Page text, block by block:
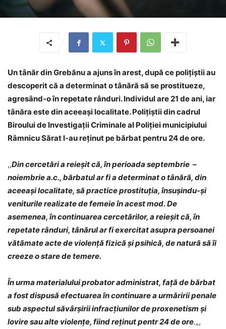
Un tânăr din Grebănu a ajuns în arest, după ce polițiștii au
descoperit că a determinat o tânără să se prostitueze,
agresând-o în repetate rânduri. Individul are 21 de ani, iar
tânăra este din aceeași localitate. Polițiștii din cadrul
Biroului de Investigații Criminale al Poliției municipiului
Râmnicu Sărat l-au reținut pe bărbat pentru 24 de ore.
,,Din cercetări a reieșit că, în perioada septembrie –
noiembrie a.c., bărbatul ar fi a determinat o tânără, din
aceeași localitate, să practice prostituția, însușindu-și
veniturile realizate de femeie în acest mod. De
asemenea, în continuarea cercetărilor, a reieșit că, în
repetate rânduri, tânărul ar fi exercitat asupra persoanei
vătămate acte de violență fizică și psihică, de natură să îi
creeze o stare de temere.
În urma materialului probator administrat, față de bărbat
a fost dispusă efectuarea în continuare a urmăririi penale
sub aspectul săvârșirii infracțiunilor de proxenetism și
lovire sau alte violențe, fiind reținut pentr 24 de ore.„,